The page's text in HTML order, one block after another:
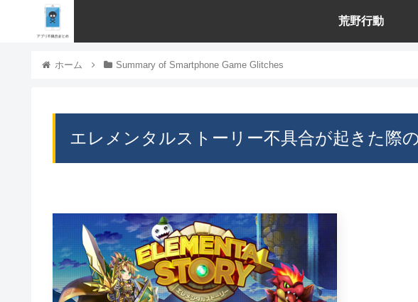
荒野行動
ホーム Summary of Smartphone Game Glitches
エレメンタルストーリー不具合が起きた際